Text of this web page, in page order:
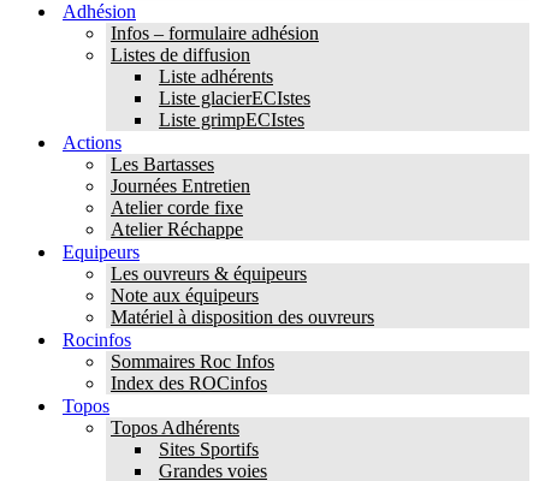
Adhésion
Infos – formulaire adhésion
Listes de diffusion
Liste adhérents
Liste glacierECIstes
Liste grimpECIstes
Actions
Les Bartasses
Journées Entretien
Atelier corde fixe
Atelier Réchappe
Equipeurs
Les ouvreurs & équipeurs
Note aux équipeurs
Matériel à disposition des ouvreurs
Rocinfos
Sommaires Roc Infos
Index des ROCinfos
Topos
Topos Adhérents
Sites Sportifs
Grandes voies